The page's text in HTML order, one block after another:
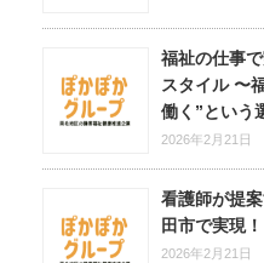
福祉の仕事
スタイル 〜
働く”という
2026年2月21日
看護師が提
田市で実現！
2026年2月21日